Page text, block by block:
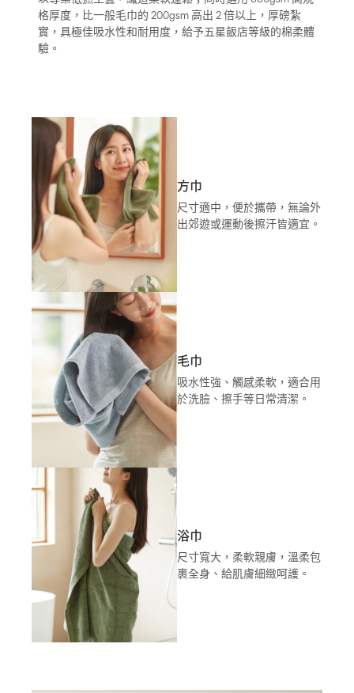
格厚度，比一般毛巾的 200gsm 高出 2 倍以上，厚磅紮
實，具極佳吸水性和耐用度，給予五星飯店等級的棉柔體
驗。
方巾
尺寸適中，便於攜帶，無論外
出郊遊或運動後擦汗皆適宜。
毛巾
吸水性強、觸感柔軟，適合用
於洗臉、擦手等日常清潔。
浴巾
尺寸寬大，柔軟親膚，溫柔包
裹全身、給肌膚細緻呵護。